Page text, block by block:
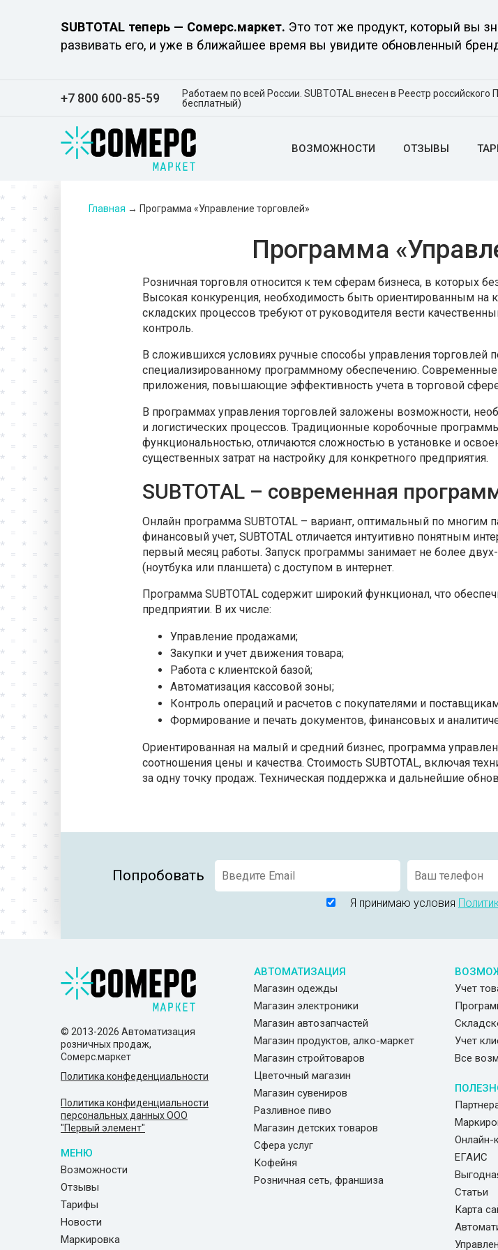
SUBTOTAL теперь — Сомерс.маркет. Это тот же продукт, который вы
развивать его, и уже в ближайшее время вы увидите обновленный
+7 800 600-85-59
Работаем по всей России. SUBTOTAL внесен в Реестр
бесплатный)
ВОЗМОЖНОСТИ ОТЗЫВЫ
Главная → Программа «Управление торговлей»
Программа
Розничная торговля относится к тем сферам бизнеса, в которых
Высокая конкуренция, необходимость быть ориентированным на
складских процессов требуют от руководителя вести
контроль.
В сложившихся условиях ручные способы управления торговлей
специализированному программному обеспечению.
приложения, повышающие эффективность учета в торговой
В программах управления торговлей заложены возможности,
и логистических процессов. Традиционные коробочные
функциональностью, отличаются сложностью в установке и
существенных затрат на настройку для конкретного предприятия.
SUBTOTAL – современная
Онлайн программа SUBTOTAL – вариант, оптимальный по
финансовый учет, SUBTOTAL отличается интуитивно понятным
первый месяц работы. Запуск программы занимает не более
(ноутбука или планшета) с доступом в интернет.
Программа SUBTOTAL содержит широкий функционал, что
предприятии. В их числе:
Управление продажами;
Закупки и учет движения товара;
Работа с клиентской базой;
Автоматизация кассовой зоны;
Контроль операций и расчетов с покупателями и
Формирование и печать документов, финансовых и
Ориентированная на малый и средний бизнес, программа
соотношения цены и качества. Стоимость SUBTOTAL, включая
за одну точку продаж. Техническая поддержка и дальнейшие
Попробовать
Я принимаю условия
© 2013-2026 Автоматизация
розничных продаж,
Сомерс.маркет
Политика конфеденциальности
Политика конфиденциальности
персональных данных ООО
"Первый элемент"
МЕНЮ
Возможности
Отзывы
Тарифы
Новости
Маркировка
АВТОМАТИЗАЦИЯ
Магазин одежды
Магазин электроники
Магазин автозапчастей
Магазин продуктов, алко-маркет
Магазин стройтоваров
Цветочный магазин
Магазин сувениров
Разливное пиво
Магазин детских товаров
Сфера услуг
Кофейня
Розничная сеть, франшиза
Учет
Учет
Все
Онлайн-
ЕГАИС
Статьи
Карта